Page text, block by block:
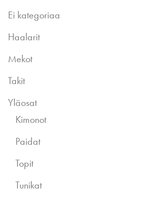
Ei kategoriaa
Haalarit
Mekot
Takit
Yläosat
Kimonot
Paidat
Topit
Tunikat